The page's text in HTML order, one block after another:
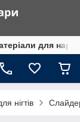
для
нігтів